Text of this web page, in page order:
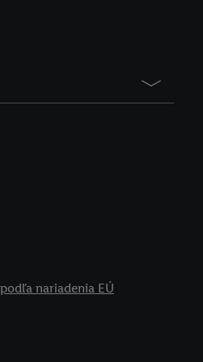
nariadenia EÚ